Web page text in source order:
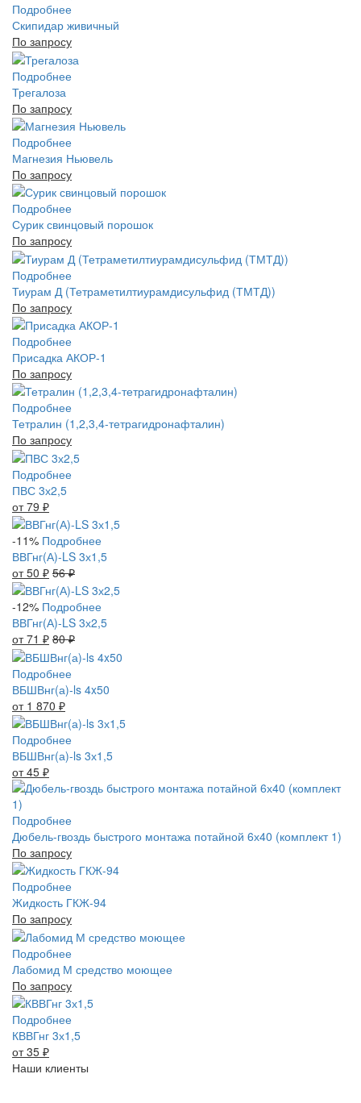
Подробнее
Скипидар живичный
По запросу
Подробнее
Трегалоза
По запросу
Подробнее
Магнезия Ньювель
По запросу
Подробнее
Сурик свинцовый порошок
По запросу
Подробнее
Тиурам Д (Тетраметилтиурамдисульфид (ТМТД))
По запросу
Подробнее
Присадка АКОР-1
По запросу
Подробнее
Тетралин (1,2,3,4-тетрагидронафталин)
По запросу
Подробнее
ПВС 3х2,5
от 79 ₽
-11% Подробнее
ВВГнг(А)-LS 3х1,5
от 50 ₽ 56₽
-12% Подробнее
ВВГнг(А)-LS 3х2,5
от 71 ₽ 80₽
Подробнее
ВБШВнг(а)-ls 4x50
от 1 870 ₽
Подробнее
ВБШВнг(а)-ls 3х1,5
от 45 ₽
Подробнее
Дюбель-гвоздь быстрого монтажа потайной 6х40 (комплект 1)
По запросу
Подробнее
Жидкость ГКЖ-94
По запросу
Подробнее
Лабомид М средство моющее
По запросу
Подробнее
КВВГнг 3х1,5
от 35 ₽
Наши клиенты